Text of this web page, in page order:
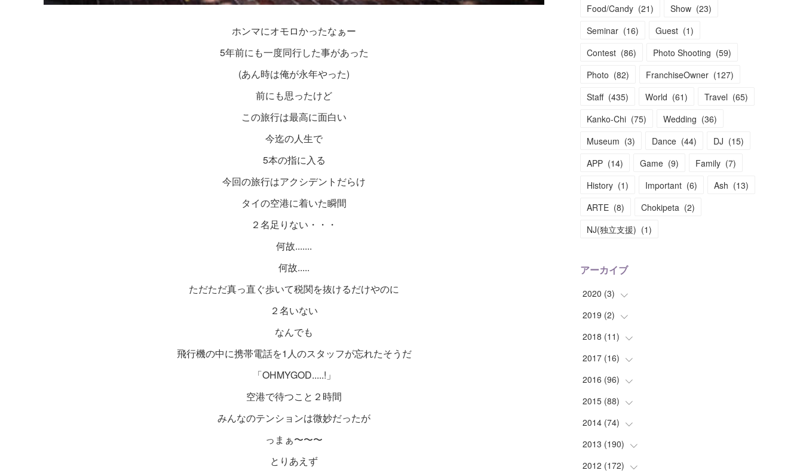
ホンマにオモロかったなぁー
5年前にも一度同行した事があった
(あん時は俺が永年やった)
前にも思ったけど
この旅行は最高に面白い
今迄の人生で
5本の指に入る
今回の旅行はアクシデントだらけ
タイの空港に着いた瞬間
２名足りない・・・
何故.......
何故.....
ただただ真っ直ぐ歩いて税関を抜けるだけやのに
２名いない
なんでも
飛行機の中に携帯電話を1人のスタッフが忘れたそうだ
「OHMYGOD.....!」
空港で待つこと２時間
みんなのテンションは微妙だったが
っまぁ〜〜〜
とりあえず
Food/Candy (21) Show (23)
Seminar (16) Guest (1)
Contest (86) Photo Shooting (59)
Photo (82) FranchiseOwner (127)
Staff (435) World (61) Travel (65)
Kanko-Chi (75) Wedding (36)
Museum (3) Dance (44) DJ (15)
APP (14) Game (9) Family (7)
History (1) Important (6) Ash (13)
ARTE (8) Chokipeta (2)
NJ(独立支援) (1)
アーカイブ
2020 (3)
(1
( 1)
(1)
2019 (2)
( 1)
(1)
2018 (11)
(2)
(1)
(1)
(1)
(3)
(2)
2017 (16)
(1)
(2)
(1)
(3)
(1)
2016 (96)
(2)
(5)
(6)
(3)
2015 (88)
(4)
(7)
(6)
2014 (74)
(9)
(14)
2013 (190)
(17)
2012 (172)